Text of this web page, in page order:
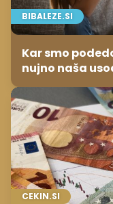
BIBALEZE.SI
Kar smo
nujno naša
CEKIN.SI